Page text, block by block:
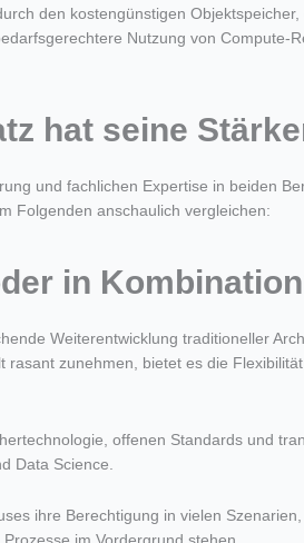
den kostengünstigen
Nutzung von Compute-
hat seine
und fachlichen Expertise in beiden
Folgenden anschaulich vergleichen:
in
Weiterentwicklung traditioneller
zunehmen, bietet es die
offenen Standards und
Data Science.
ihre Berechtigung in vielen